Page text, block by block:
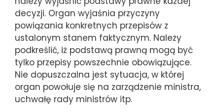
decyzji. Organ wyjaśnia przyczyny
powiązania konkretnych przepisów z
ustalonym stanem faktycznym. Należy
podkreślić, iż podstawą prawną mogą być
tylko przepisy powszechnie obowiązujące.
Nie dopuszczalna jest sytuacja, w której
organ powołuje się na zarządzenie ministra,
uchwałę rady ministrów itp.